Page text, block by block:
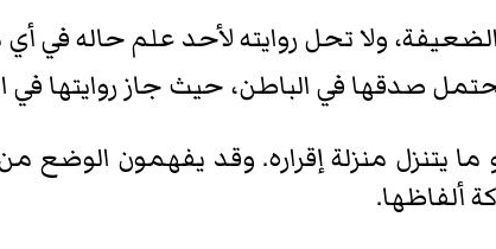
ولا تحل روايته لأحد علم حاله في أي
صدقها في الباطن، حيث جاز روايتها في
يتنزل منزلة إقراره. وقد يفهمون الوضع
ألفاظها.